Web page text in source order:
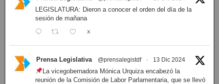
LEGISLATURA: Dieron a conocer el orden del día de la
sesión de mañana
X
Prensa Legislativa @prensalegistdf · 13 Dic 2024
La vicegobernadora Mónica Urquiza encabezó la
reunión de la Comisión de Labor Parlamentaria, que se llevó